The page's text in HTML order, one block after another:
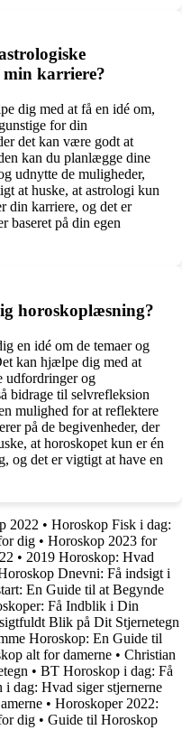
min karriere?
dig med at få en idé om,
for din
det kan være godt at
kan du planlægge dine
udnytte de muligheder,
at huske, at astrologi kun
din karriere, og det er
baseret på din egen
horoskoplæsning?
en idé om de temaer og
kan hjælpe dig med at
udfordringer og
bidrage til selvrefleksion
mulighed for at reflektere
på de begivenheder, der
at horoskopet kun er én
og det er vigtigt at have en
2022 • Horoskop Fisk i dag:
dig • Horoskop 2023 for
• 2019 Horoskop: Hvad
Dnevni: Få indsigt i
En Guide til at Begynde
Få Indblik i Din
Blik på Dit Stjernetegn
Horoskop: En Guide til
alt for damerne • Christian
• BT Horoskop i dag: Få
i dag: Hvad siger stjernerne
• Horoskoper 2022:
dig • Guide til Horoskop